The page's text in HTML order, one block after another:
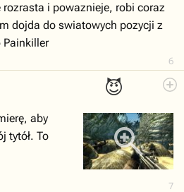
6
rozrasta i powaznieje, robi coraz
dojda do swiatowych pozycji z
Painkiller
😈
7
aby
tytół. To